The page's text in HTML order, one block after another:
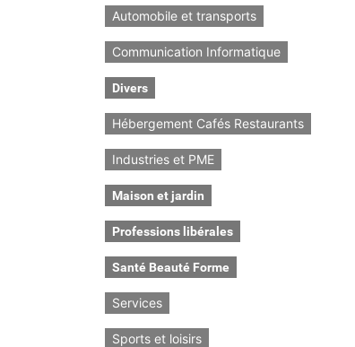
Automobile et transports
Communication Informatique
Divers
Hébergement Cafés Restaurants
Industries et PME
Maison et jardin
Professions libérales
Santé Beauté Forme
Services
Sports et loisirs